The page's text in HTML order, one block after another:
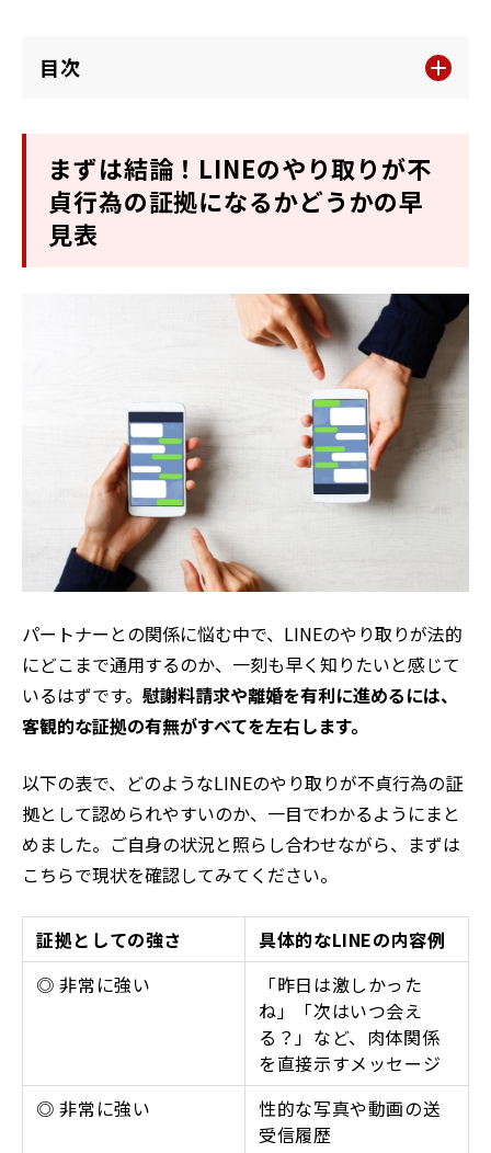
目次
まずは結論！LINEのやり取りが不
貞行為の証拠になるかどうかの早
見表
パートナーとの関係に悩む中で、LINEのやり取りが法的
にどこまで通用するのか、一刻も早く知りたいと感じて
いるはずです。 慰謝料請求や離婚を有利に進めるには、
客観的な証拠の有無がすべてを左右します。
以下の表で、どのようなLINEのやり取りが不貞行為の証
拠として認められやすいのか、一目でわかるようにまと
めました。ご自身の状況と照らし合わせながら、まずは
こちらで現状を確認してみてください。
証拠としての強さ
具体的なLINEの内容例
◎ 非常に強い
「昨日は激しかった
ね」「次はいつ会え
る？」など、肉体関係
を直接示すメッセージ
◎ 非常に強い
性的な写真や動画の送
受信履歴